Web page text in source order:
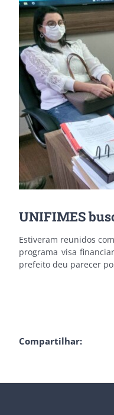
Image
UNIFIMES
Estiveram reunidos
programa visa
prefeito deu parecer
Compartilhar: